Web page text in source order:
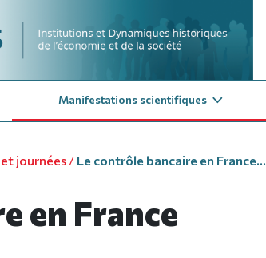
Manifestations scientifiques
journées / Le contrôle bancaire en France...
en France